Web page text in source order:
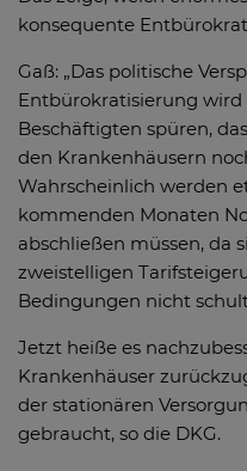
konsequente
Gaß: „Das politische
Entbürokratisierung
Beschäftigten spüren,
den Krankenhäusern
Wahrscheinlich werden
kommenden Monaten
abschließen müssen, da
zweistelligen
Bedingungen nicht
Jetzt heiße es
Krankenhäuser
der stationären
gebraucht, so die DKG.